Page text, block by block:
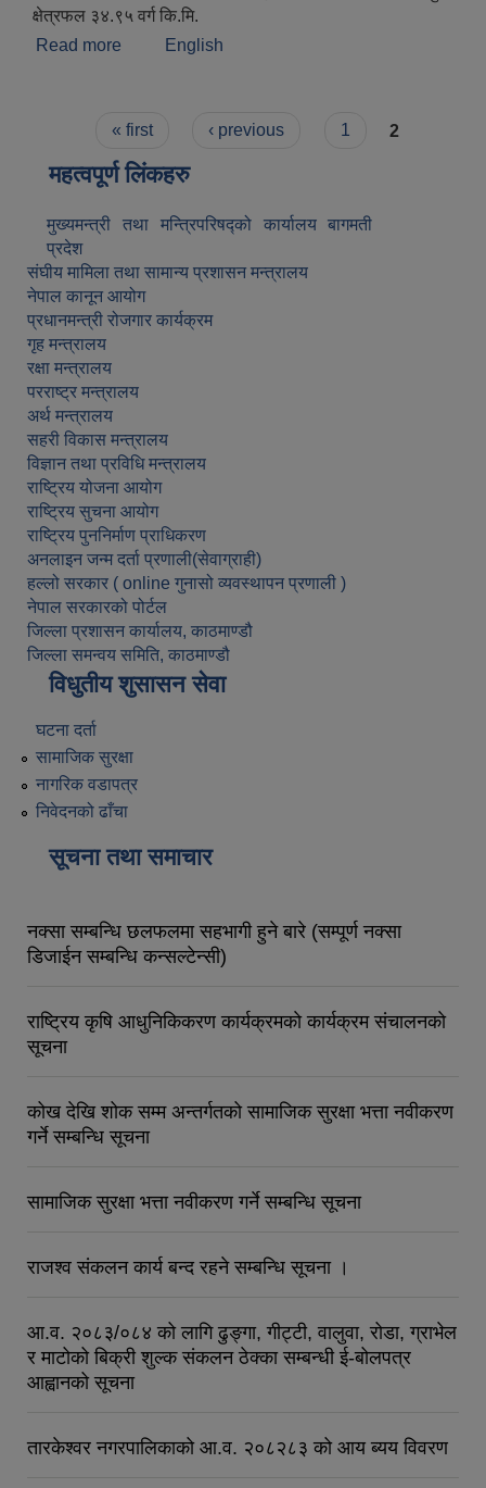
क्षेत्रफल ३४.९५ वर्ग कि.मि.
Read more about संक्षिप्त परिचय
English
Pages« first ‹ previous 1 2
महत्वपूर्ण लिंकहरु
मुख्यमन्त्री तथा मन्त्रिपरिषद्को कार्यालय बागमती
प्रदेश
संघीय मामिला तथा सामान्य प्रशासन मन्त्रालय
नेपाल कानून आयोग
प्रधानमन्त्री रोजगार कार्यक्रम
गृह मन्त्रालय
रक्षा मन्त्रालय
परराष्ट्र मन्त्रालय
अर्थ मन्त्रालय
सहरी विकास मन्त्रालय
विज्ञान तथा प्रविधि मन्त्रालय
राष्ट्रिय योजना आयोग
राष्ट्रिय सुचना आयोग
राष्ट्रिय पुननिर्माण प्राधिकरण
अनलाइन जन्म दर्ता प्रणाली(सेवाग्राही)
हल्लो सरकार ( online गुनासो व्यवस्थापन प्रणाली )
नेपाल सरकारको पोर्टल
जिल्ला प्रशासन कार्यालय, काठमाण्डौ
जिल्ला समन्वय समिति, काठमाण्डौ
विधुतीय शुसासन सेवा
घटना दर्ता
सामाजिक सुरक्षा
नागरिक वडापत्र
निवेदनको ढाँचा
सूचना तथा समाचार
नक्सा सम्बन्धि छलफलमा सहभागी हुने बारे (सम्पूर्ण नक्सा
डिजाईन सम्बन्धि कन्सल्टेन्सी)
राष्ट्रिय कृषि आधुनिकिकरण कार्यक्रमकाे कार्यक्रम संचालनकाे
सूचना
कोख देखि शोक सम्म अन्तर्गतको सामाजिक सुरक्षा भत्ता नवीकरण
गर्ने सम्बन्धि सूचना
सामाजिक सुरक्षा भत्ता नवीकरण गर्ने सम्बन्धि सूचना
राजश्व संकलन कार्य बन्द रहने सम्बन्धि सूचना ।
आ.व. २०८३/०८४ को लागि ढुङ्गा, गीट्टी, वालुवा, रोडा, ग्राभेल
र माटोको बिक्री शुल्क संकलन ठेक्का सम्बन्धी ई-बोलपत्र
आह्वानको सूचना
तारकेश्वर नगरपालिकाको आ.व. २०८२८३ को आय ब्यय विवरण